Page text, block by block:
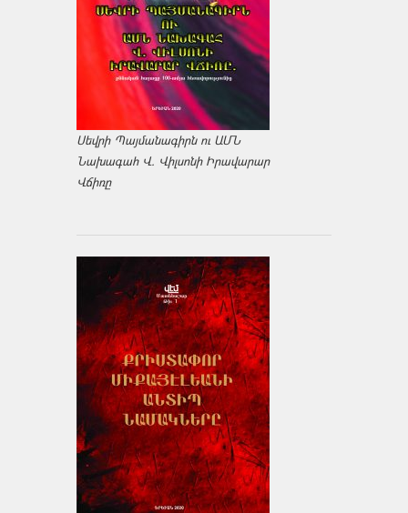
Սեվրի Պայմանագիրն ու ԱՄՆ
Նախագահ Վ. Վիլսոնի Իրավարար
Վճիռը